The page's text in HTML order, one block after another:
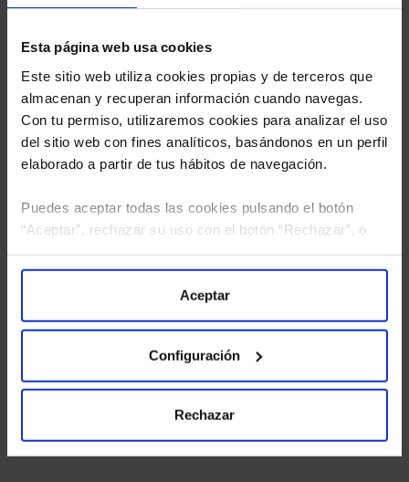
Esta página web usa cookies
Este sitio web utiliza cookies propias y de terceros que
almacenan y recuperan información cuando navegas.
Con tu permiso, utilizaremos cookies para analizar el uso
del sitio web con fines analíticos, basándonos en un perfil
elaborado a partir de tus hábitos de navegación.
Puedes aceptar todas las cookies pulsando el botón
“Aceptar”, rechazar su uso con el botón “Rechazar”, o
“Configuración”. Consulta nuestraPolítica
para más información.
Aceptar
Configuración
Rechazar
He leídola política de privacidady consiento el
tratamiento de mis datos personales.